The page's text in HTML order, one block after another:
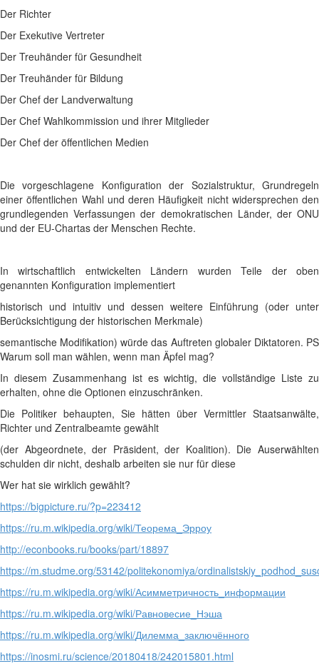
Der Richter
Der Exekutive Vertreter
Der Treuhänder für Gesundheit
Der Treuhänder für Bildung
Der Chef der Landverwaltung
Der Chef Wahlkommission und ihrer Mitglieder
Der Chef der öffentlichen Medien
Die vorgeschlagene Konfiguration der Sozialstruktur, Grundregeln
einer öffentlichen Wahl und deren Häufigkeit nicht widersprechen den
grundlegenden Verfassungen der demokratischen Länder, der ONU
und der EU-Chartas der Menschen Rechte.
In wirtschaftlich entwickelten Ländern wurden Teile der oben
genannten Konfiguration implementiert
historisch und intuitiv und dessen weitere Einführung (oder unter
Berücksichtigung der historischen Merkmale)
semantische Modifikation) würde das Auftreten globaler Diktatoren. PS
Warum soll man wählen, wenn man Äpfel mag?
In diesem Zusammenhang ist es wichtig, die vollständige Liste zu
erhalten, ohne die Optionen einzuschränken.
Die Politiker behaupten, Sie hätten über Vermittler Staatsanwälte,
Richter und Zentralbeamte gewählt
(der Abgeordnete, der Präsident, der Koalition). Die Auserwählten
schulden dir nicht, deshalb arbeiten sie nur für diese
Wer hat sie wirklich gewählt?
https://bigpicture.ru/?p=223412
https://ru.m.wikipedia.org/wiki/Теорема Эрроу
http://econbooks.ru/books/part/18897
https://m.studme.org/53142/politekonomiya/
https://ru.m.wikipedia.org/wiki/Асимметричность информации
https://ru.m.wikipedia.org/wiki/Равновесие Нэша
https://ru.m.wikipedia.org/wiki/Дилемма заключённого
https://inosmi.ru/science/20180418/242015801.html